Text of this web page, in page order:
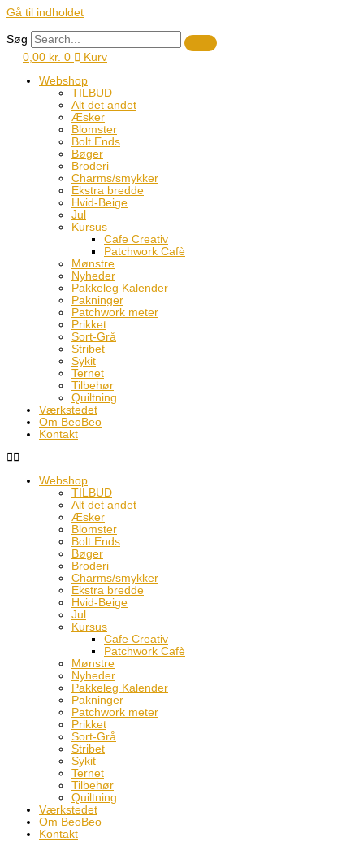
Gå til indholdet
Søg
0,00 kr. 0
Kurv
Webshop
TILBUD
Alt det andet
Æsker
Blomster
Bolt Ends
Bøger
Broderi
Charms/smykker
Ekstra bredde
Hvid-Beige
Jul
Kursus
Cafe Creativ
Patchwork Cafè
Mønstre
Nyheder
Pakkeleg Kalender
Pakninger
Patchwork meter
Prikket
Sort-Grå
Stribet
Sykit
Ternet
Tilbehør
Quiltning
Værkstedet
Om BeoBeo
Kontakt
Webshop
TILBUD
Alt det andet
Æsker
Blomster
Bolt Ends
Bøger
Broderi
Charms/smykker
Ekstra bredde
Hvid-Beige
Jul
Kursus
Cafe Creativ
Patchwork Cafè
Mønstre
Nyheder
Pakkeleg Kalender
Pakninger
Patchwork meter
Prikket
Sort-Grå
Stribet
Sykit
Ternet
Tilbehør
Quiltning
Værkstedet
Om BeoBeo
Kontakt